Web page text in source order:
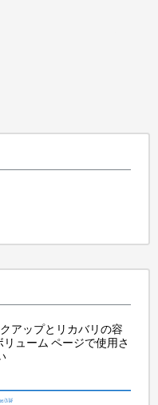
アップとリカバリの容
ューム ページで使用さ